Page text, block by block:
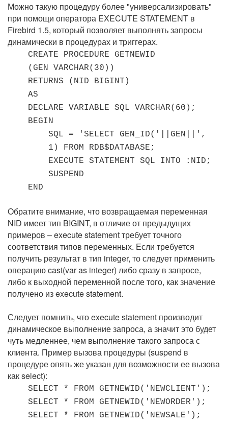
Можно такую процедуру более "универсализировать"
при помощи оператора EXECUTE STATEMENT в
Firebird 1.5, который позволяет выполнять запросы
динамически в процедурах и триггерах.
CREATE PROCEDURE GETNEWID
(GEN VARCHAR(30))
RETURNS (NID BIGINT)
AS
DECLARE VARIABLE SQL VARCHAR(60);
BEGIN
SQL = 'SELECT GEN_ID('||GEN||',
1) FROM RDB$DATABASE;
EXECUTE STATEMENT SQL INTO :NID;
SUSPEND
END
Обратите внимание, что возвращаемая переменная
NID имеет тип BIGINT, в отличие от предыдущих
примеров – execute statement требует точного
соответствия типов переменных. Если требуется
получить результат в тип integer, то следует применить
операцию cast(var as integer) либо сразу в запросе,
либо к выходной переменной после того, как значение
получено из execute statement.
Следует помнить, что execute statement производит
динамическое выполнение запроса, а значит это будет
чуть медленнее, чем выполнение такого запроса с
клиента. Пример вызова процедуры (suspend в
процедуре опять же указан для возможности ее вызова
как select):
SELECT * FROM GETNEWID('NEWCLIENT');
SELECT * FROM GETNEWID('NEWORDER');
SELECT * FROM GETNEWID('NEWSALE');